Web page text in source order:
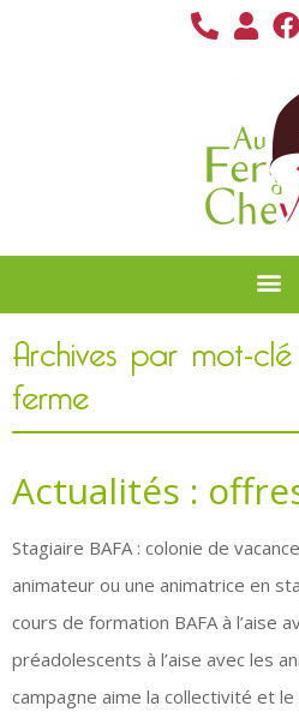
Archives par mot-
ferme
Actualités :
Stagiaire BAFA : colonie de
animateur ou une animatrice en
cours de formation BAFA à l’aise
préadolescents à l’aise avec les
campagne aime la collectivité et